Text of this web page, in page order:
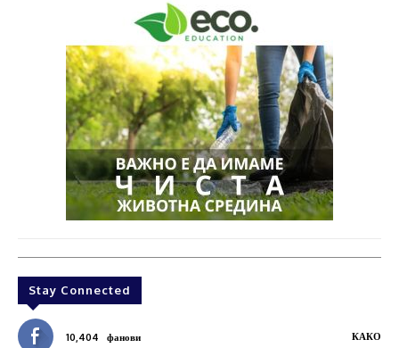
Stay Connected
10,404 фанови КАКО